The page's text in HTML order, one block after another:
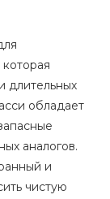
длительных
обладает
аналогов.
и
чистую